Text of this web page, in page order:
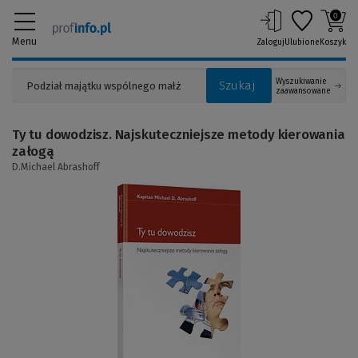
Menu
Szukaj
Wyszukiwanie
zaawansowane
ZalogujUlubione
0
Koszyk
Ty tu dowodzisz. Najskuteczniejsze metody kierowania
załogą
D.Michael Abrashoff